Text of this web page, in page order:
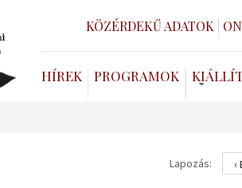
KÖZÉRDEKŰ ADATOK
HÍREK PROGRAMOK
Lapozás: